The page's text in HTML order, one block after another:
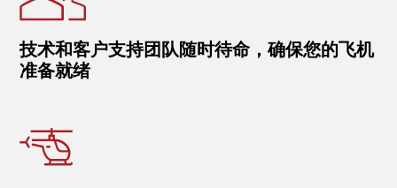
技术和客户支持团队随时待命，确保您的飞机
准备就绪